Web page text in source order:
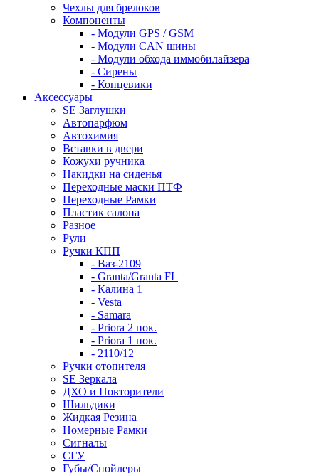
Чехлы для брелоков
Компоненты
- Модули GPS / GSM
- Модули CAN шины
- Модули обхода иммобилайзера
- Сирены
- Концевики
Аксессуары
SE Заглушки
Автопарфюм
Автохимия
Вставки в двери
Кожухи ручника
Накидки на сиденья
Переходные маски ПТФ
Переходные Рамки
Пластик салона
Разное
Рули
Ручки КПП
- Ваз-2109
- Granta/Granta FL
- Калина 1
- Vesta
- Samara
- Priora 2 пок.
- Priora 1 пок.
- 2110/12
Ручки отопителя
SE Зеркала
ДХО и Повторители
Шильдики
Жидкая Резина
Номерные Рамки
Сигналы
СГУ
Губы/Спойлеры